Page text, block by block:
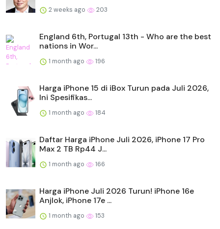
2 weeks ago 203
England 6th, Portugal 13th - Who are the best
nations in Wor...
1 month ago 196
Harga iPhone 15 di iBox Turun pada Juli 2026,
Ini Spesifikas...
1 month ago 184
Daftar Harga iPhone Juli 2026, iPhone 17 Pro
Max 2 TB Rp44 J...
1 month ago 166
Harga iPhone Juli 2026 Turun! iPhone 16e
Anjlok, iPhone 17e ...
1 month ago 153